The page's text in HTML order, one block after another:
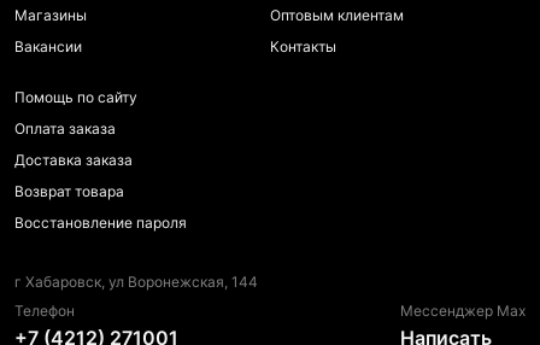
Магазины
Вакансии
Оптовым клиентам
Контакты
Помощь по сайту
Оплата заказа
Доставка заказа
Возврат товара
Восстановление пароля
г Хабаровск, ул Воронежская, 144
Телефон
+7 (4212) 271001
Мессенджер Max
Написать